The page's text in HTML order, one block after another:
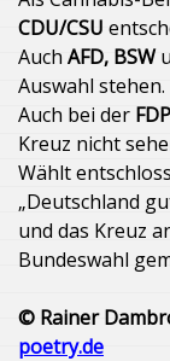
CDU/CSU
Auch AFD, BSW
Auswahl stehen.
Auch bei der FDP
Kreuz nicht
Wählt
„Deutschland
und das Kreuz
Bundeswahl
© Rainer
poetry.de